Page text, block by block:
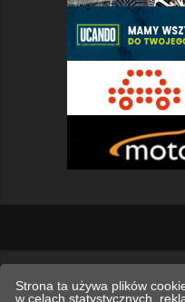
Strona ta używa plików
w celach statystycznych,